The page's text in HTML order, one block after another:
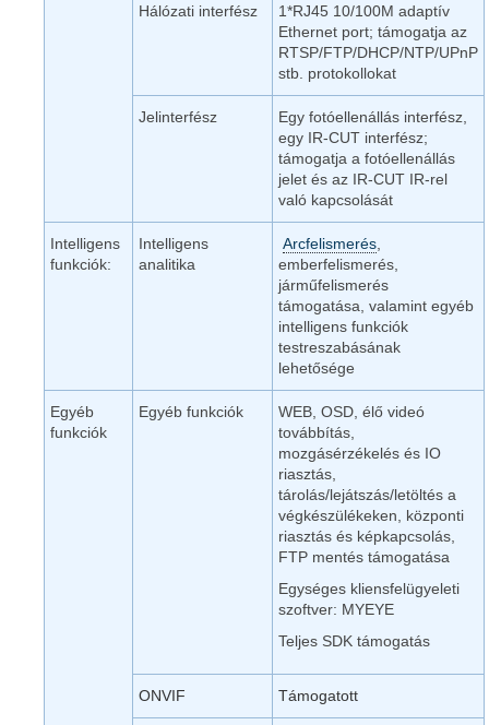
Hálózati interfész
1*RJ45 10/100M adaptív
Ethernet port; támogatja az
RTSP/FTP/DHCP/NTP/UPnP
stb. protokollokat
Jelinterfész
Egy fotóellenállás interfész,
egy IR-CUT interfész;
támogatja a fotóellenállás
jelet és az IR-CUT IR-rel
való kapcsolását
Intelligens
funkciók:
Intelligens
analitika
Arcfelismerés
emberfelismerés,
járműfelismerés
támogatása, valamint egyéb
intelligens funkciók
testreszabásának
lehetősége
Egyéb
funkciók
Egyéb funkciók
WEB, OSD, élő videó
továbbítás,
mozgásérzékelés és IO
riasztás,
tárolás/lejátszás/letöltés a
végkészülékeken, központi
riasztás és képkapcsolás,
FTP mentés támogatása
Egységes kliensfelügyeleti
szoftver: MYEYE
Teljes SDK támogatás
ONVIF Támogatott